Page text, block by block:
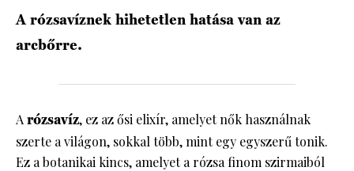
A rózsavíznek hihetetlen hatása van az
arcbőrre.
Arózsavíz, ez az ősi elixír, amelyet nők használnak
szerte a világon, sokkal több, mint egy egyszerű tonik.
Ez a botanikai kincs, amelyet a rózsa finom szirmaiból